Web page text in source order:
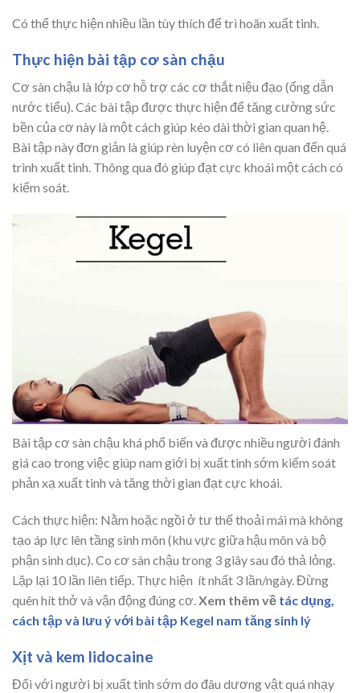
Có thể thực hiện nhiều lần tùy thích để trì hoãn xuất tinh.
Thực hiện bài tập cơ sàn chậu
Cơ sàn chậu là lớp cơ hỗ trợ các cơ thắt niệu đạo (ống dẫn
nước tiểu). Các bài tập được thực hiện để tăng cường sức
bền của cơ này là một cách giúp kéo dài thời gian quan hệ.
Bài tập này đơn giản là giúp rèn luyện cơ có liên quan đến quá
trình xuất tinh. Thông qua đó giúp đạt cực khoái một cách có
kiểm soát.
Bài tập cơ sàn chậu khá phổ biến và được nhiều người đánh
giá cao trong việc giúp nam giới bị xuất tinh sớm kiểm soát
phản xạ xuất tinh và tăng thời gian đạt cực khoái.
Cách thực hiện: Nằm hoặc ngồi ở tư thế thoải mái mà không
tạo áp lực lên tầng sinh môn (khu vực giữa hậu môn và bộ
phận sinh dục). Co cơ sàn chậu trong 3 giây sau đó thả lỏng.
Lặp lại 10 lần liên tiếp. Thực hiện ít nhất 3 lần/ngày. Đừng
quên hít thở và vận động đúng cơ. Xem thêm về tác dụng,
cách tập và lưu ý với bài tập Kegel nam tăng sinh lý
​Xịt và kem lidocaine
Đối với người bị xuất tinh sớm do đâu dương vật quá nhạy